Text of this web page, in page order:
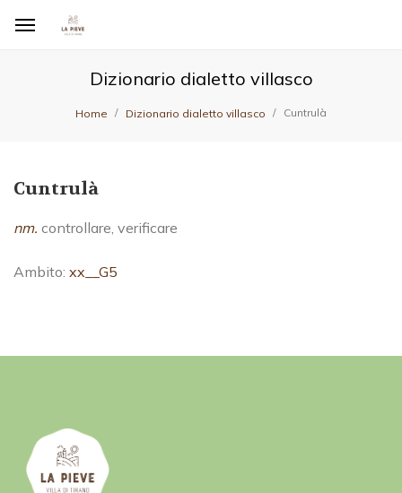
Dizionario dialetto villasco
Home Dizionario dialetto villasco Cuntrulà
Cuntrulà
nm. controllare, verificare
Ambito: xx__G5